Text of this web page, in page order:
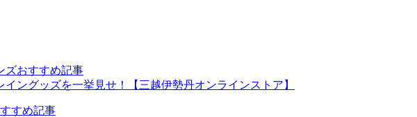
ズおすすめ記事
ングッズを一挙見せ！【三越伊勢丹オンラインストア】
すめ記事